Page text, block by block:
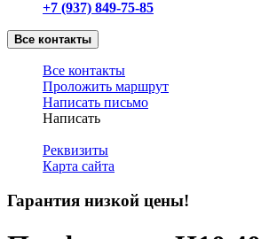
+7 (937) 849-75-85
Все контакты
Все контакты
Проложить маршрут
Написать письмо
Написать
Реквизиты
Карта сайта
Гарантия низкой цены!